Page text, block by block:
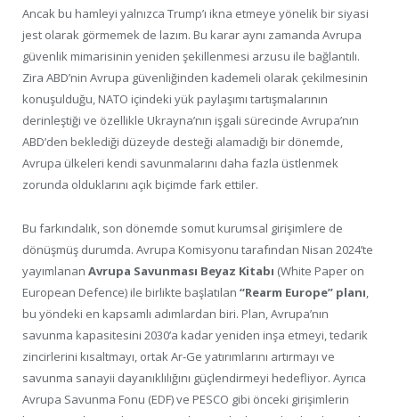
Ancak bu hamleyi yalnızca Trump’ı ikna etmeye yönelik bir siyasi
jest olarak görmemek de lazım. Bu karar aynı zamanda Avrupa
güvenlik mimarisinin yeniden şekillenmesi arzusu ile bağlantılı.
Zira ABD’nin Avrupa güvenliğinden kademeli olarak çekilmesinin
konuşulduğu, NATO içindeki yük paylaşımı tartışmalarının
derinleştiği ve özellikle Ukrayna’nın işgali sürecinde Avrupa’nın
ABD’den beklediği düzeyde desteği alamadığı bir dönemde,
Avrupa ülkeleri kendi savunmalarını daha fazla üstlenmek
zorunda olduklarını açık biçimde fark ettiler.
Bu farkındalık, son dönemde somut kurumsal girişimlere de
dönüşmüş durumda. Avrupa Komisyonu tarafından Nisan 2024’te
yayımlanan Avrupa Savunması Beyaz Kitabı (White Paper on
European Defence) ile birlikte başlatılan “Rearm Europe” planı
bu yöndeki en kapsamlı adımlardan biri. Plan, Avrupa’nın
savunma kapasitesini 2030’a kadar yeniden inşa etmeyi, tedarik
zincirlerini kısaltmayı, ortak Ar-Ge yatırımlarını artırmayı ve
savunma sanayii dayanıklılığını güçlendirmeyi hedefliyor. Ayrıca
Avrupa Savunma Fonu (EDF) ve PESCO gibi önceki girişimlerin